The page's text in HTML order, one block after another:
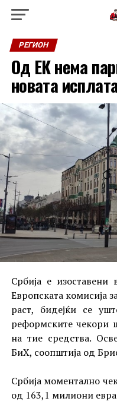
РЕГИОН
Од ЕК нема
новата
Србија е
Европската комисија
раст, бидејќи се
реформските чекори
на тие средства.
БиХ, соопштија од
Србија моментално
од 163,1 милиони